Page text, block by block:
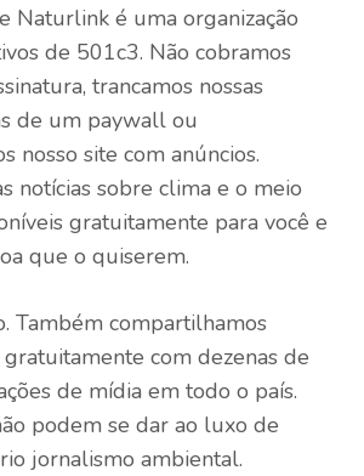
Naturlink é uma organização
de 501c3. Não cobramos
trancamos nossas
de um paywall ou
nosso site com anúncios.
notícias sobre clima e o meio
gratuitamente para você e
que o quiserem.
Também compartilhamos
gratuitamente com dezenas de
de mídia em todo o país.
podem se dar ao luxo de
jornalismo ambiental.